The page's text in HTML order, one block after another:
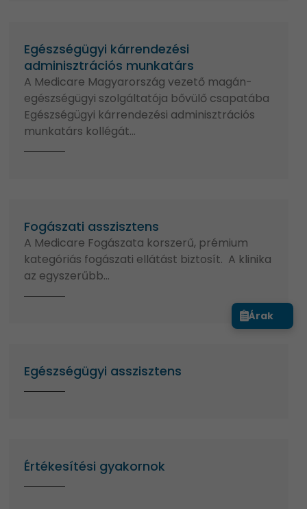
Egészségügyi kárrendezési
adminisztrációs munkatárs
A Medicare Magyarország vezető magán-
egészségügyi szolgáltatója bővülő csapatába
Egészségügyi kárrendezési adminisztrációs
munkatárs kollégát…
Fogászati asszisztens
A Medicare Fogászata korszerű, prémium
kategóriás fogászati ellátást biztosít. A klinika
az egyszerűbb…
Egészségügyi asszisztens
Értékesítési gyakornok
Árak